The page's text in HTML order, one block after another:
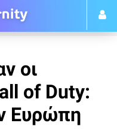
οι
of Duty:
Ευρώπη